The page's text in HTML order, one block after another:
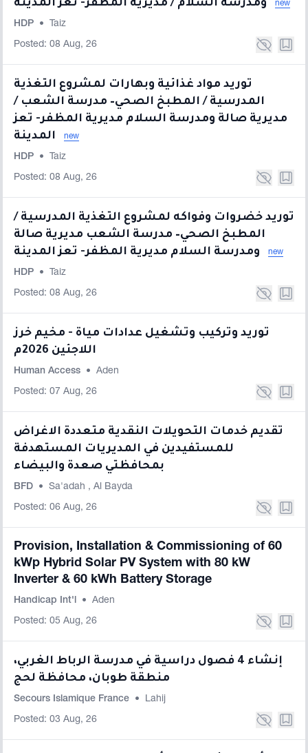
new
HDP • Taiz
Posted: 08 Aug, 26
توريد مواد غذائية وبهارات لمشروع التغذية
المدرسية / المطبخ الصحي– مدرسة الشعب /
مديرية صالة ومدرسة السلام مديرية المظفر- تعز
new
HDP • Taiz
Posted: 08 Aug, 26
توريد خضروات وفواكه لمشروع التغذية المدرسية /
المطبخ الصحي– مدرسة الشعب مديرية صالة
new
HDP • Taiz
Posted: 08 Aug, 26
توريد وتركيب وتشغيل عدادات مياة - مخيم خرز
اللاجئين 2026م
Human Access • Aden
Posted: 07 Aug, 26
تقديم خدمات التحويلات النقدية متعددة الاغراض
للمستفيدين في المديريات المستهدفة
بمحافظتي صعدة والبيضاء
BFD • Sa'adah , Al Bayda
Posted: 06 Aug, 26
Provision, Installation & Commissioning of 60
kWp Hybrid Solar PV System with 80 kW
Inverter & 60 kWh Battery Storage
Handicap Int'l • Aden
Posted: 05 Aug, 26
إنشاء 4 فصول دراسية في مدرسة الرباط الغربي،
منطقة طوبان، محافظة لحج
Secours Islamique France • Lahij
Posted: 03 Aug, 26